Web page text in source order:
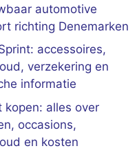
automotive
richting Denemarken
accessoires,
verzekering en
informatie
kopen: alles over
occasions,
en kosten